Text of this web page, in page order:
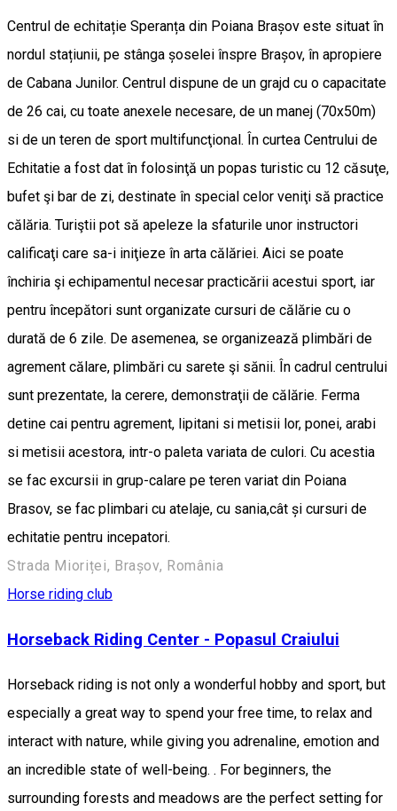
Centrul de echitație Speranța din Poiana Brașov este situat în
nordul stațiunii, pe stânga șoselei înspre Brașov, în apropiere
de Cabana Junilor. Centrul dispune de un grajd cu o capacitate
de 26 cai, cu toate anexele necesare, de un manej (70x50m)
si de un teren de sport multifuncţional. În curtea Centrului de
Echitatie a fost dat în folosinţă un popas turistic cu 12 căsuţe,
bufet şi bar de zi, destinate în special celor veniţi să practice
călăria. Turiştii pot să apeleze la sfaturile unor instructori
calificaţi care sa-i iniţieze în arta călăriei. Aici se poate
închiria şi echipamentul necesar practicării acestui sport, iar
pentru începători sunt organizate cursuri de călărie cu o
durată de 6 zile. De asemenea, se organizează plimbări de
agrement călare, plimbări cu sarete şi sănii. În cadrul centrului
sunt prezentate, la cerere, demonstraţii de călărie. Ferma
detine cai pentru agrement, lipitani si metisii lor, ponei, arabi
si metisii acestora, intr-o paleta variata de culori. Cu acestia
se fac excursii in grup-calare pe teren variat din Poiana
Brasov, se fac plimbari cu atelaje, cu sania,cât și cursuri de
echitatie pentru incepatori.
Strada Mioriței, Brașov, România
Horse riding club
Horseback Riding Center - Popasul Craiului
Horseback riding is not only a wonderful hobby and sport, but
especially a great way to spend your free time, to relax and
interact with nature, while giving you adrenaline, emotion and
an incredible state of well-being. . For beginners, the
surrounding forests and meadows are the perfect setting for